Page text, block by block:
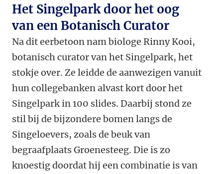
Het Singelpark door het oog
van een Botanisch Curator
Na dit eerbetoon nam biologe Rinny Kooi,
botanisch curator van het Singelpark, het
stokje over. Ze leidde de aanwezigen vanuit
hun collegebanken alvast kort door het
Singelpark in 100 slides. Daarbij stond ze
stil bij de bijzondere bomen langs de
Singeloevers, zoals de beuk van
begraafplaats Groenesteeg. Die is zo
knoestig doordat hij een combinatie is van